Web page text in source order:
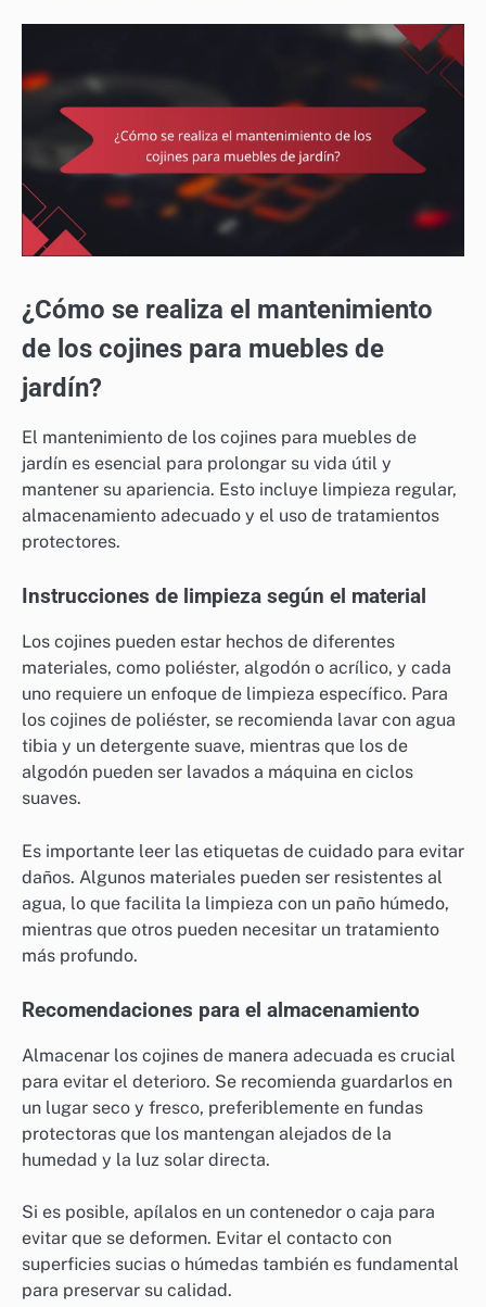
¿Cómo se realiza el mantenimiento
de los cojines para muebles de
jardín?
El mantenimiento de los cojines para muebles de
jardín es esencial para prolongar su vida útil y
mantener su apariencia. Esto incluye limpieza regular,
almacenamiento adecuado y el uso de tratamientos
protectores.
Instrucciones de limpieza según el material
Los cojines pueden estar hechos de diferentes
materiales, como poliéster, algodón o acrílico, y cada
uno requiere un enfoque de limpieza específico. Para
los cojines de poliéster, se recomienda lavar con agua
tibia y un detergente suave, mientras que los de
algodón pueden ser lavados a máquina en ciclos
suaves.
Es importante leer las etiquetas de cuidado para evitar
daños. Algunos materiales pueden ser resistentes al
agua, lo que facilita la limpieza con un paño húmedo,
mientras que otros pueden necesitar un tratamiento
más profundo.
Recomendaciones para el almacenamiento
Almacenar los cojines de manera adecuada es crucial
para evitar el deterioro. Se recomienda guardarlos en
un lugar seco y fresco, preferiblemente en fundas
protectoras que los mantengan alejados de la
humedad y la luz solar directa.
Si es posible, apílalos en un contenedor o caja para
evitar que se deformen. Evitar el contacto con
superficies sucias o húmedas también es fundamental
para preservar su calidad.